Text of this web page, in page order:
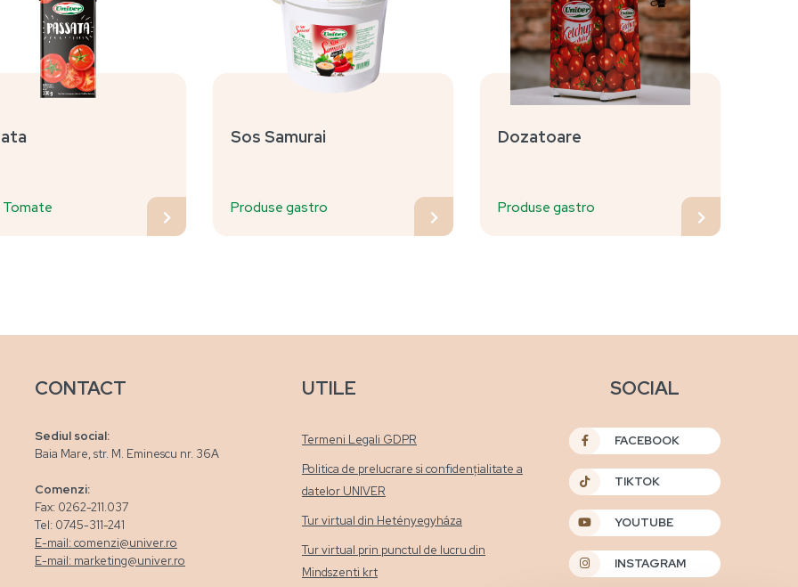
Sos Samurai
Produse gastro
Dozatoare
Produse gastro
CONTACT
Sediul social:
Baia Mare, str. M. Eminescu nr. 36A
Comenzi:
Fax: 0262-211.037
Tel: 0745-311-241
E-mail: comenzi@univer.ro
E-mail: marketing@univer.ro
UTILE
Termeni Legali GDPR
Politica de prelucrare si confidențialitate a
datelor UNIVER
Tur virtual din Hetényegyháza
Tur virtual prin punctul de lucru din
Mindszenti krt
SOCIAL
FACEBOOK
TIKTOK
YOUTUBE
INSTAGRAM